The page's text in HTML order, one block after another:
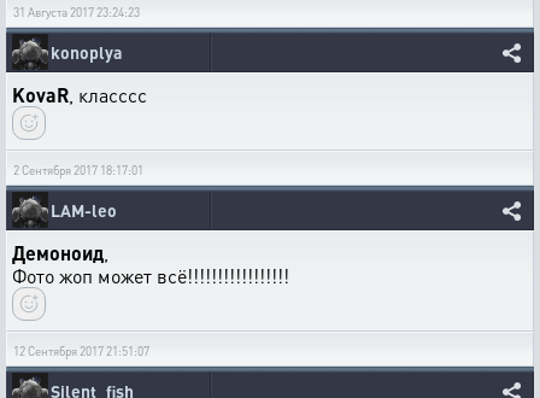
31 Августа 2017 23:24:23
konoplya
KovaR , класссс
2 Сентября 2017 18:17:01
LAM-leo
Демоноид
Фото жоп может всё!!!!!!!!!!!!!!!!!
12 Сентября 2017 21:51:07
Silent_fish